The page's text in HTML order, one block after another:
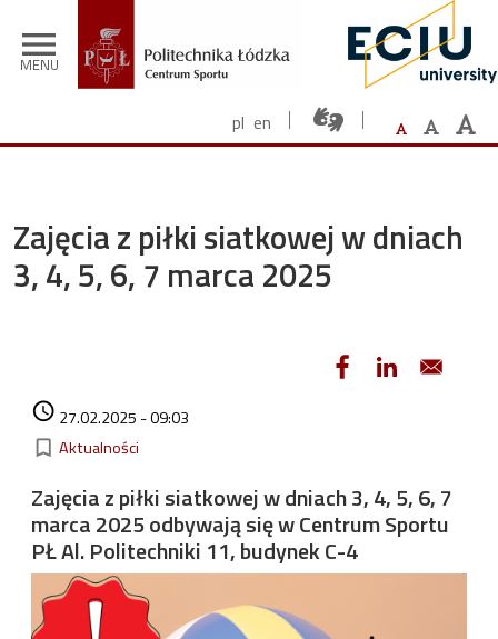
menu
MENU
pl en
Zajęcia z piłki siatkowej w dniach
3, 4, 5, 6, 7 marca 2025
access_time 27.02.2025 - 09:03
bookmark_border Kategorie
Aktualności
Zajęcia z piłki siatkowej w dniach 3, 4, 5, 6, 7
marca 2025 odbywają się w Centrum Sportu
PŁ Al. Politechniki 11, budynek C-4
Image